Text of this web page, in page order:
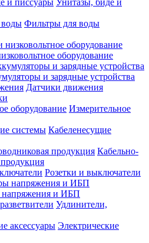
Унитазы, биде и
Фильтры для воды
оборудование
и зарядные устройства
Датчики движения
Измерительное
Кабеленесущие
Кабельно-
Розетки и выключатели
напряжения и ИБП
Удлинители,
Электрические